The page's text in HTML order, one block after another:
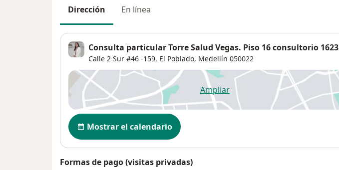
Dirección En línea
Consulta particular Torre Salud Vegas. Piso 16 consultorio 1623
Calle 2 Sur #46 -159, El Poblado, Medellín 050022
Ampliarse abre en una nueva pestaña
Disponibilidad
Mostrar el calendario
Formas de pago (visitas privadas)